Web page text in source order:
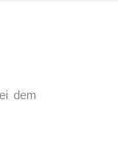
dem